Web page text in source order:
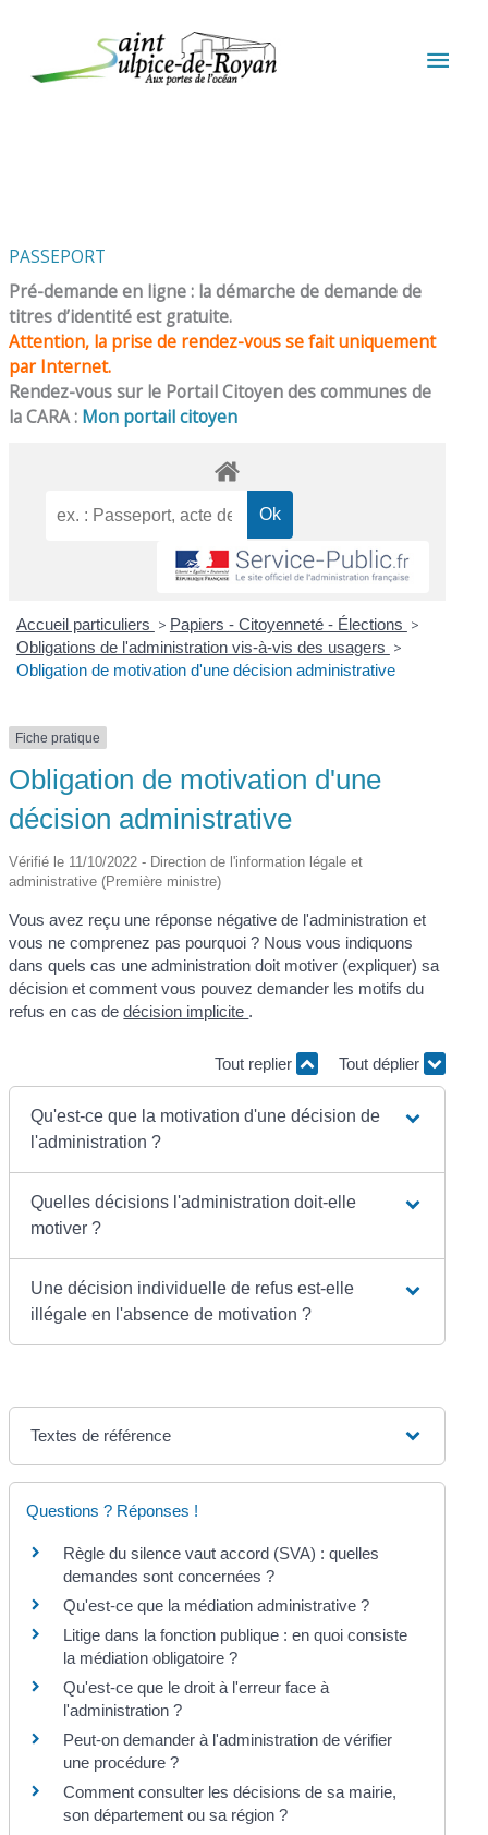
PASSEPORT
Pré-demande en ligne : la démarche de demande de
titres d’identité est gratuite.
Attention, la prise de rendez-vous se fait uniquement
par Internet.
Rendez-vous sur le Portail Citoyen des communes de
la CARA : Mon portail citoyen
Accueil particuliers > Papiers - Citoyenneté - Élections >
Obligations de l'administration vis-à-vis des usagers >
Obligation de motivation d'une décision administrative
Fiche pratique
Obligation de motivation d'une
décision administrative
Vérifié le 11/10/2022 - Direction de l'information légale et
administrative (Première ministre)
Vous avez reçu une réponse négative de l'administration et
vous ne comprenez pas pourquoi ? Nous vous indiquons
dans quels cas une administration doit motiver (expliquer) sa
décision et comment vous pouvez demander les motifs du
refus en cas dedécision implicite .
Tout replier Tout déplier
Qu'est-ce que la motivation d'une décision de
l'administration ?
Quelles décisions l'administration doit-elle
motiver ?
Une décision individuelle de refus est-elle
illégale en l'absence de motivation ?
Textes de référence
Questions ? Réponses !
Règle du silence vaut accord (SVA) : quelles
demandes sont concernées ?
Qu'est-ce que la médiation administrative ?
Litige dans la fonction publique : en quoi consiste
la médiation obligatoire ?
Qu'est-ce que le droit à l'erreur face à
l'administration ?
Peut-on demander à l'administration de vérifier
une procédure ?
Comment consulter les décisions de sa mairie,
son département ou sa région ?